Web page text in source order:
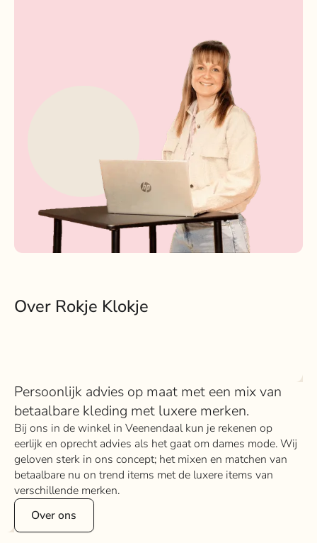
Over Rokje Klokje
Persoonlijk advies op maat met een mix van
betaalbare kleding met luxere merken.
Bij ons in de winkel in Veenendaal kun je rekenen op
eerlijk en oprecht advies als het gaat om dames mode. Wij
geloven sterk in ons concept; het mixen en matchen van
betaalbare nu on trend items met de luxere items van
verschillende merken.
Over ons